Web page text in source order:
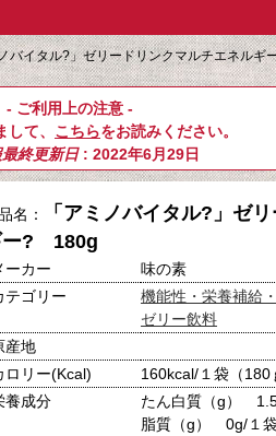
バイタル?」ゼリードリンクマルチエネル
- ご利用上の注意 -
て、 こちらをお読みください。
終更新日: 2022年6月29日
名：
「アミノバイタル?」ゼ
ー? 180g
ーカー
味の素
テゴリー
機能性・栄養補給
ゼリー飲料
産地
ロリー(Kcal)
160kcal/１袋（180
養成分
たん白質（g）
脂質（g） 0g/１